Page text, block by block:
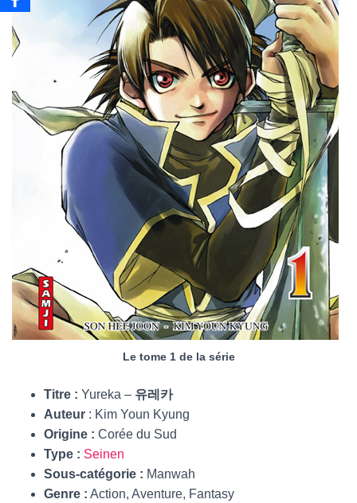
Le tome 1 de la série
Titre : Yureka – 유레카
Auteur : Kim Youn Kyung
Origine : Corée du Sud
Type : Seinen
Sous-catégorie : Manwah
Genre : Action, Aventure, Fantasy